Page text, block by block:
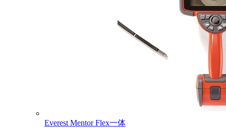
Everest Mentor Flex一体